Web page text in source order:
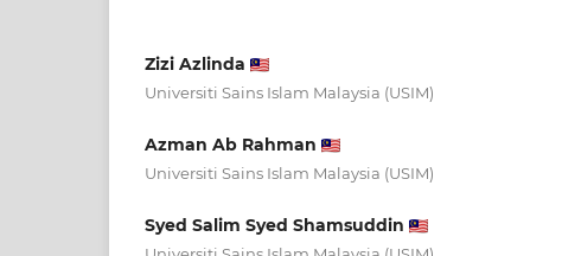
Zizi Azlinda
Universiti Sains Islam Malaysia (USIM)
Azman Ab Rahman
Universiti Sains Islam Malaysia (USIM)
Syed Salim Syed Shamsuddin